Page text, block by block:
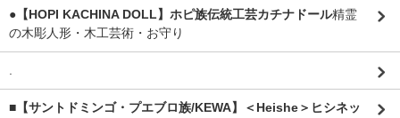
●【HOPI KACHINA DOLL】ホピ族伝統工芸カチナドール精霊
の木彫人形・木工芸術・お守り
.
■【サントドミンゴ・プエブロ族/KEWA】＜Heishe＞ヒシネッ